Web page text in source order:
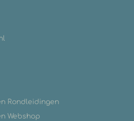
Rondleidingen
Webshop